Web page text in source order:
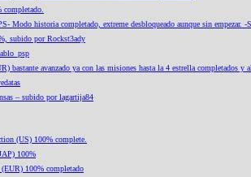
Modo historia completado, extreme desbloqueado aunque sin empezar. -
subido por Rockst3ady
bastante avanzado ya con las misiones hasta la 4 estrella completados y
– subido por lagartija84
(US) 100% complete.
100%
100% completado